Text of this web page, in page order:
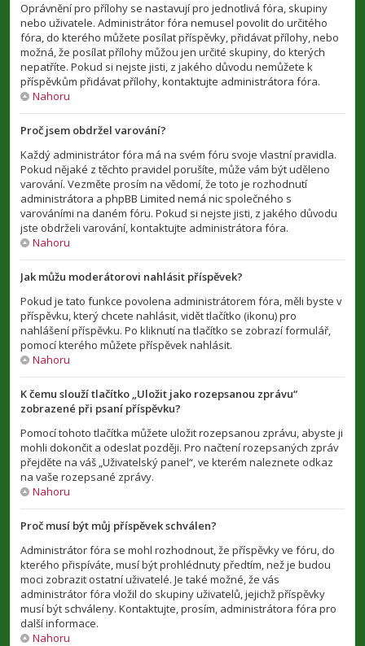
Oprávnění pro přílohy se nastavují pro jednotlivá fóra, skupiny
nebo uživatele. Administrátor fóra nemusel povolit do určitého
fóra, do kterého můžete posílat příspěvky, přidávat přílohy, nebo
možná, že posílat přílohy můžou jen určité skupiny, do kterých
nepatříte. Pokud si nejste jisti, z jakého důvodu nemůžete k
příspěvkům přidávat přílohy, kontaktujte administrátora fóra.
Nahoru
Proč jsem obdržel varování?
Každý administrátor fóra má na svém fóru svoje vlastní pravidla.
Pokud nějaké z těchto pravidel porušíte, může vám být uděleno
varování. Vezměte prosím na vědomí, že toto je rozhodnutí
administrátora a phpBB Limited nemá nic společného s
varováními na daném fóru. Pokud si nejste jisti, z jakého důvodu
jste obdrželi varování, kontaktujte administrátora fóra.
Nahoru
Jak můžu moderátorovi nahlásit příspěvek?
Pokud je tato funkce povolena administrátorem fóra, měli byste v
příspěvku, který chcete nahlásit, vidět tlačítko (ikonu) pro
nahlášení příspěvku. Po kliknutí na tlačítko se zobrazí formulář,
pomocí kterého můžete příspěvek nahlásit.
Nahoru
K čemu slouží tlačítko „Uložit jako rozepsanou zprávu“
zobrazené při psaní příspěvku?
Pomocí tohoto tlačítka můžete uložit rozepsanou zprávu, abyste ji
mohli dokončit a odeslat později. Pro načtení rozepsaných zpráv
přejděte na váš „Uživatelský panel“, ve kterém naleznete odkaz
na vaše rozepsané zprávy.
Nahoru
Proč musí být můj příspěvek schválen?
Administrátor fóra se mohl rozhodnout, že příspěvky ve fóru, do
kterého přispíváte, musí být prohlédnuty předtím, než je budou
moci zobrazit ostatní uživatelé. Je také možné, že vás
administrátor fóra vložil do skupiny uživatelů, jejichž příspěvky
musí být schváleny. Kontaktujte, prosím, administrátora fóra pro
další informace.
Nahoru